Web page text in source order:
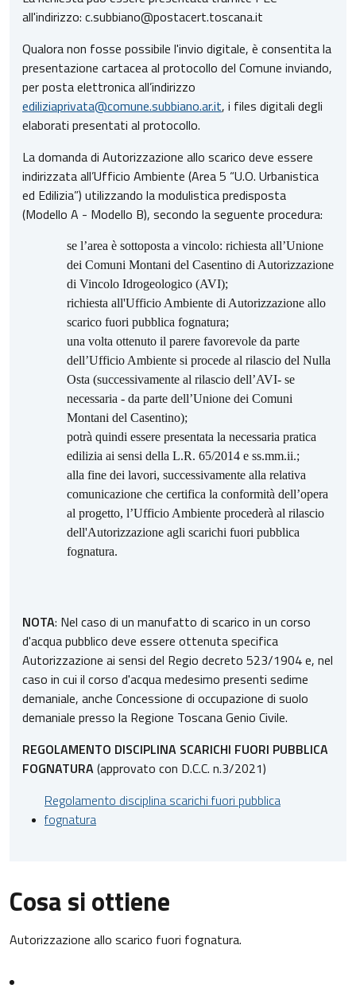
all'indirizzo: c.subbiano@postacert.toscana.it
Qualora non fosse possibile l'invio digitale, è consentita la
presentazione cartacea al protocollo del Comune inviando,
per posta elettronica all’indirizzo
ediliziaprivata@comune.subbiano.ar.it, i files digitali degli
elaborati presentati al protocollo.
La domanda di Autorizzazione allo scarico deve essere
indirizzata all’Ufficio Ambiente (Area 5 “U.O. Urbanistica
ed Edilizia”) utilizzando la modulistica predisposta
(Modello A - Modello B), secondo la seguente procedura:
se l’area è sottoposta a vincolo: richiesta all’Unione
dei Comuni Montani del Casentino di Autorizzazione
di Vincolo Idrogeologico (AVI);
richiesta all'Ufficio Ambiente di Autorizzazione allo
scarico fuori pubblica fognatura;
una volta ottenuto il parere favorevole da parte
dell’Ufficio Ambiente si procede al rilascio del Nulla
Osta (successivamente al rilascio dell’AVI- se
necessaria - da parte dell’Unione dei Comuni
Montani del Casentino);
potrà quindi essere presentata la necessaria pratica
edilizia ai sensi della L.R. 65/2014 e ss.mm.ii.;
alla fine dei lavori, successivamente alla relativa
comunicazione che certifica la conformità dell’opera
al progetto, l’Ufficio Ambiente procederà al rilascio
dell'Autorizzazione agli scarichi fuori pubblica
fognatura.
NOTA: Nel caso di un manufatto di scarico in un corso
d'acqua pubblico deve essere ottenuta specifica
Autorizzazione ai sensi del Regio decreto 523/1904 e, nel
caso in cui il corso d'acqua medesimo presenti sedime
demaniale, anche Concessione di occupazione di suolo
demaniale presso la Regione Toscana Genio Civile.
REGOLAMENTO DISCIPLINA SCARICHI FUORI PUBBLICA
FOGNATURA(approvato con D.C.C. n.3/2021)
Regolamento disciplina scarichi fuori pubblica
fognatura
Cosa si ottiene
Autorizzazione allo scarico fuori fognatura.